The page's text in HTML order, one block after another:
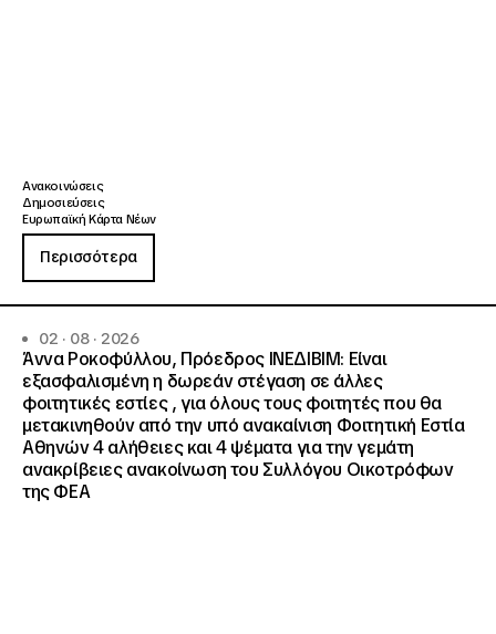
Ανακοινώσεις
Δημοσιεύσεις
Ευρωπαϊκή Κάρτα Νέων
Περισσότερα
02 · 08 · 2026
Άννα Ροκοφύλλου, Πρόεδρος ΙΝΕΔΙΒΙΜ: Είναι
εξασφαλισμένη η δωρεάν στέγαση σε άλλες
φοιτητικές εστίες , για όλους τους φοιτητές που θα
μετακινηθούν από την υπό ανακαίνιση Φοιτητική Εστία
Αθηνών 4 αλήθειες και 4 ψέματα για την γεμάτη
ανακρίβειες ανακοίνωση του Συλλόγου Οικοτρόφων
της ΦΕΑ